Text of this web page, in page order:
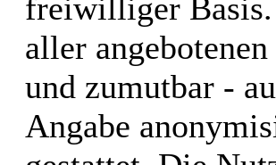
freiwilliger Basis.
aller
und zumutbar -
Angabe